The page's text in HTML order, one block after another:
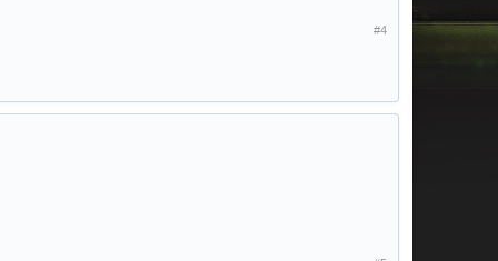
#4